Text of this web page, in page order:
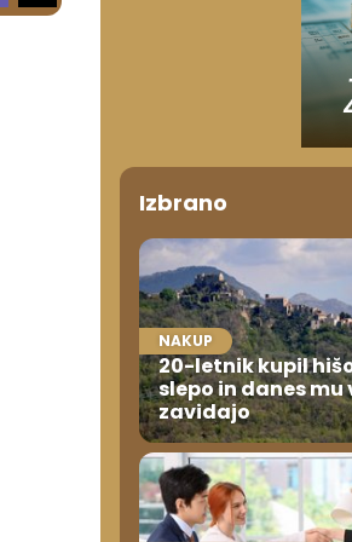
Izbrano
NAKUP
20-letnik kupil
slepo in danes mu
zavidajo